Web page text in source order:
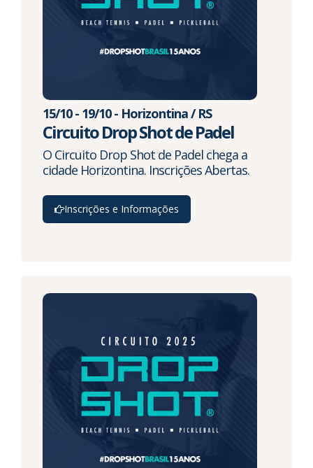
15/10 - 19/10 - Horizontina / RS
Circuito Drop Shot de Padel
O Circuito Drop Shot de Padel chega a
cidade Horizontina. Inscrições Abertas.
Inscrições e Informações